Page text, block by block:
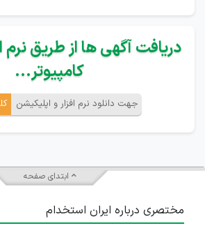
دریافت آگهی ها از طریق نرم
کامپیوتر...
جهت دانلود نرم افزار و اپلیکیشن
ابتدای صفحه
مختصری درباره ایران استخدام